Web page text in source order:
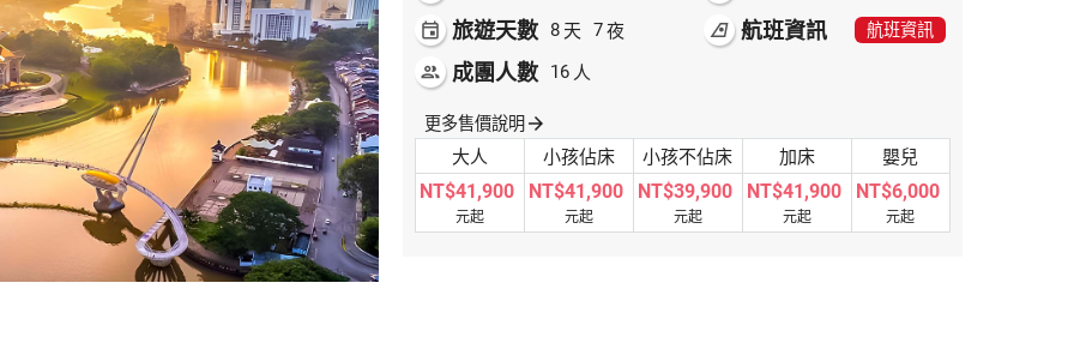
event
旅遊天數 8 天 7夜
people 成團人數 16 人
airlines 航班資訊 航班資訊
更多售價說明arrow_forward
大人 小孩佔床 小孩不佔床 加床 嬰兒
NT$41,900
元起
NT$41,900
元起
NT$39,900
元起
NT$41,900
元起
NT$6,000
元起